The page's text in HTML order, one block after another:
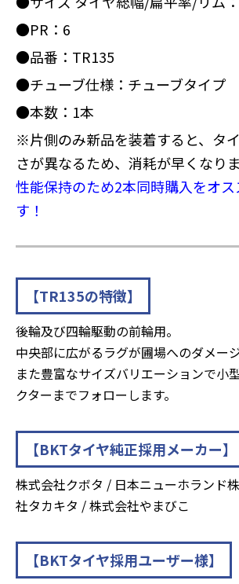
●PR：6
●品番：TR135
●チューブ仕様：チューブタイプ
●本数：1本
※片側のみ新品を装着すると、タ
さが異なるため、消耗が早くなりま
性能保持のため2本同時購入をオス
す！
【TR135の特徴】
後輪及び四輪駆動の前輪用。
中央部に広がるラグが圃場へのダメー
また豊富なサイズバリエーションで小
クターまでフォローします。
【BKTタイヤ純正採用メーカー】
株式会社クボタ / 日本ニューホランド
社タカキタ / 株式会社やまびこ
【BKTタイヤ採用ユーザー様】